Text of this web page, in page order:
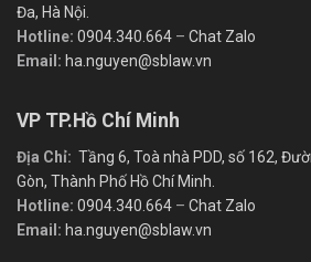
Đa, Hà Nội.
Hotline: 0904.340.664 – Chat Zalo
Email: ha.nguyen@sblaw.vn
VP TP.Hồ Chí Minh
Địa Chỉ: Tầng 6, Toà nhà PDD, số 162,
Gòn, Thành Phố Hồ Chí Minh.
Hotline: 0904.340.664 – Chat Zalo
Email: ha.nguyen@sblaw.vn